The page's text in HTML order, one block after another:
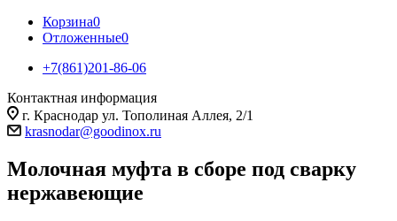
Корзина0
Отложенные0
+7(861)201-86-06
Контактная информация
г. Краснодар ул. Тополиная Аллея, 2/1
krasnodar@goodinox.ru
Молочная муфта в сборе под сварку
нержавеющие